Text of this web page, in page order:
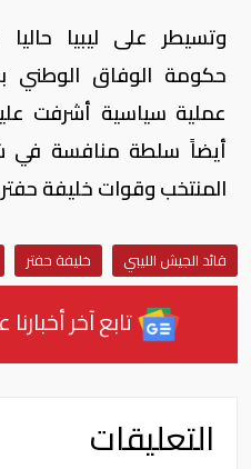
وتسيطر على ليبيا
حكومة الوفاق الوطني
عملية سياسية أشرفت
أيضاً سلطة منافسة في
المنتخب وقوات خليفة
قائد الجيش الليبي خليفة حفتر
تابع آخر
التعليقات